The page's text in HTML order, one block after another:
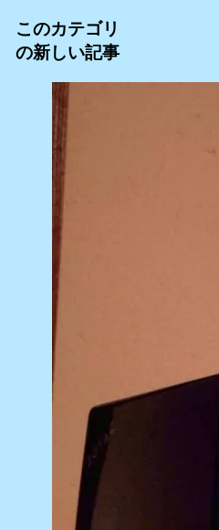
このカテゴリ
の新しい記事